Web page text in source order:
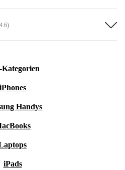
Kategorien
iPhones
Handys
iPads